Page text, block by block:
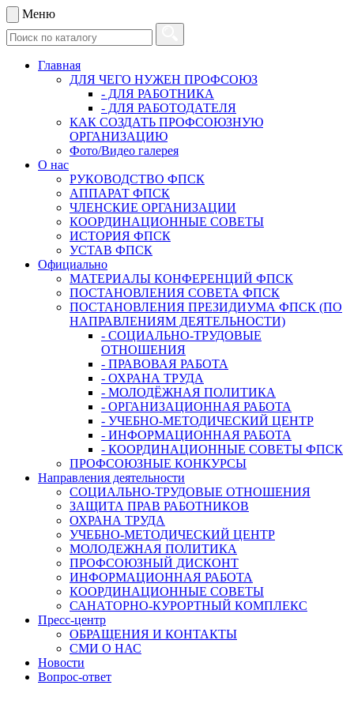
Меню
Главная
ДЛЯ ЧЕГО НУЖЕН ПРОФСОЮЗ
- ДЛЯ РАБОТНИКА
- ДЛЯ РАБОТОДАТЕЛЯ
КАК СОЗДАТЬ ПРОФСОЮЗНУЮ
ОРГАНИЗАЦИЮ
Фото/Видео галерея
О нас
РУКОВОДСТВО ФПСК
АППАРАТ ФПСК
ЧЛЕНСКИЕ ОРГАНИЗАЦИИ
КООРДИНАЦИОННЫЕ СОВЕТЫ
ИСТОРИЯ ФПСК
УСТАВ ФПСК
Официально
МАТЕРИАЛЫ КОНФЕРЕНЦИЙ ФПСК
ПОСТАНОВЛЕНИЯ СОВЕТА ФПСК
ПОСТАНОВЛЕНИЯ ПРЕЗИДИУМА ФПСК (ПО
НАПРАВЛЕНИЯМ ДЕЯТЕЛЬНОСТИ)
- СОЦИАЛЬНО-ТРУДОВЫЕ
ОТНОШЕНИЯ
- ПРАВОВАЯ РАБОТА
- ОХРАНА ТРУДА
- МОЛОДЁЖНАЯ ПОЛИТИКА
- ОРГАНИЗАЦИОННАЯ РАБОТА
- УЧЕБНО-МЕТОДИЧЕСКИЙ ЦЕНТР
- ИНФОРМАЦИОННАЯ РАБОТА
- КООРДИНАЦИОННЫЕ СОВЕТЫ ФПСК
ПРОФСОЮЗНЫЕ КОНКУРСЫ
Направления деятельности
СОЦИАЛЬНО-ТРУДОВЫЕ ОТНОШЕНИЯ
ЗАЩИТА ПРАВ РАБОТНИКОВ
ОХРАНА ТРУДА
УЧЕБНО-МЕТОДИЧЕСКИЙ ЦЕНТР
МОЛОДЕЖНАЯ ПОЛИТИКА
ПРОФСОЮЗНЫЙ ДИСКОНТ
ИНФОРМАЦИОННАЯ РАБОТА
КООРДИНАЦИОННЫЕ СОВЕТЫ
САНАТОРНО-КУРОРТНЫЙ КОМПЛЕКС
Пресс-центр
ОБРАЩЕНИЯ И КОНТАКТЫ
СМИ О НАС
Новости
Вопрос-ответ